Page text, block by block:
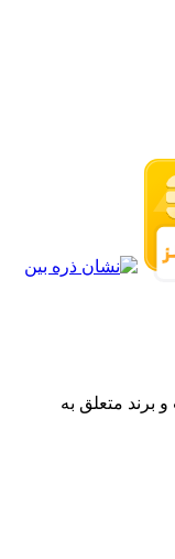
برند متعلق به